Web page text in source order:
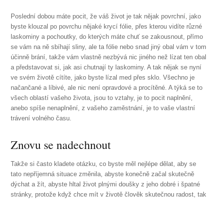
Poslední dobou máte pocit, že váš život je tak nějak povrchní, jako
byste klouzal po povrchu nějaké krycí fólie, přes kterou vidíte různé
laskominy a pochoutky, do kterých máte chuť se zakousnout, přímo
se vám na ně sbíhají sliny, ale ta fólie nebo snad jiný obal vám v tom
účinně brání, takže vám vlastně nezbývá nic jiného než lízat ten obal
a představovat si, jak asi chutnají ty laskominy. A tak nějak se nyní
ve svém životě cítíte, jako byste lízal med přes sklo. Všechno je
načančané a líbivé, ale nic není opravdové a procítěné. A týká se to
všech oblastí vašeho života, jsou to vztahy, je to pocit naplnění,
anebo spíše nenaplnění, z vašeho zaměstnání, je to vaše vlastní
trávení volného času.
Znovu se nadechnout
Takže si často kladete otázku, co byste měl nejlépe dělat, aby se
tato nepříjemná situace změnila, abyste konečně začal skutečně
dýchat a žít, abyste hltal život plnými doušky z jeho dobré i špatné
stránky, protože když chce mít v životě člověk skutečnou radost, tak